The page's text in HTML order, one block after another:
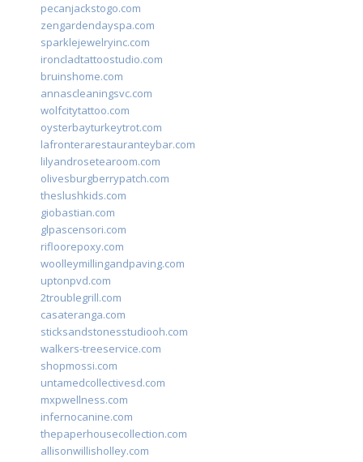
pecanjackstogo.com
zengardendayspa.com
sparklejewelryinc.com
ironcladtattoostudio.com
bruinshome.com
annascleaningsvc.com
wolfcitytattoo.com
oysterbayturkeytrot.com
lafronterarestauranteybar.com
lilyandrosetearoom.com
olivesburgberrypatch.com
theslushkids.com
giobastian.com
glpascensori.com
rifloorepoxy.com
woolleymillingandpaving.com
uptonpvd.com
2troublegrill.com
casateranga.com
sticksandstonesstudiooh.com
walkers-treeservice.com
shopmossi.com
untamedcollectivesd.com
mxpwellness.com
infernocanine.com
thepaperhousecollection.com
allisonwillisholley.com